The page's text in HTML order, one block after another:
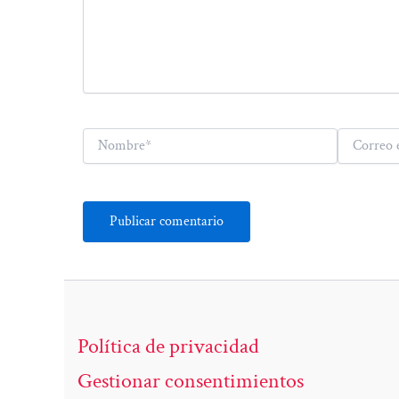
Nombre*
Correo
electrónico*
Política de privacidad
Gestionar consentimientos